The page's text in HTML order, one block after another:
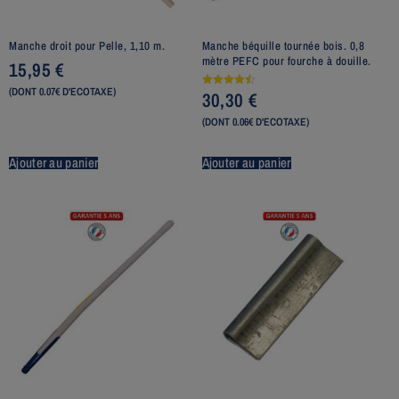
Manche droit pour Pelle, 1,10 m.
15,95€
(DONT 0.07€ D'ECOTAXE)
Ajouter au panier
Manche béquille tournée bois. 0,8
mètre PEFC pour fourche à douille.
Note
4.50
sur 5
30,30 €
(DONT 0.06€ D'ECOTAXE)
Ajouter au panier